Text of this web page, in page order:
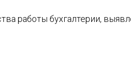
работы бухгалтерии,